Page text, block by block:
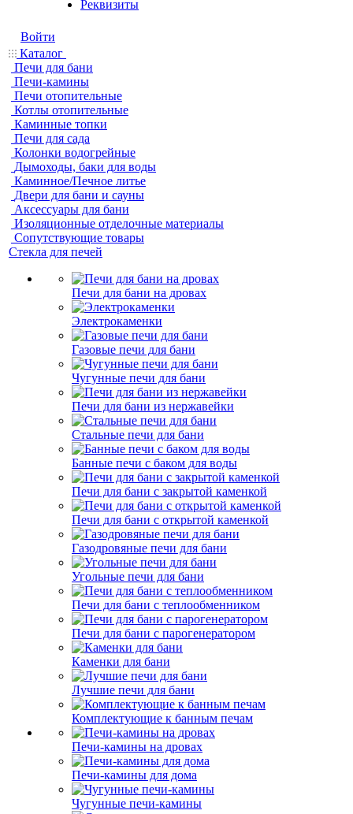
Реквизиты
Войти
Каталог
Печи для бани
Печи-камины
Печи отопительные
Котлы отопительные
Каминные топки
Печи для сада
Колонки водогрейные
Дымоходы, баки для воды
Каминное/Печное литье
Двери для бани и сауны
Аксессуары для бани
Изоляционные отделочные материалы
Сопутствующие товары
Стекла для печей
Печи для бани на дровах
Электрокаменки
Газовые печи для бани
Чугунные печи для бани
Печи для бани из нержавейки
Стальные печи для бани
Банные печи с баком для воды
Печи для бани с закрытой каменкой
Печи для бани с открытой каменкой
Газодровяные печи для бани
Угольные печи для бани
Печи для бани с теплообменником
Печи для бани с парогенератором
Каменки для бани
Лучшие печи для бани
Комплектующие к банным печам
Печи-камины на дровах
Печи-камины для дома
Чугунные печи-камины